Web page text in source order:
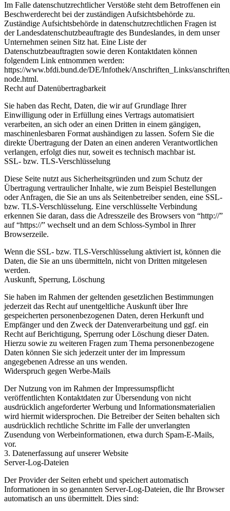
Im Falle datenschutzrechtlicher Verstöße steht dem Betroffenen ein
Beschwerderecht bei der zuständigen Aufsichtsbehörde zu.
Zuständige Aufsichtsbehörde in datenschutzrechtlichen Fragen ist
der Landesdatenschutzbeauftragte des Bundeslandes, in dem unser
Unternehmen seinen Sitz hat. Eine Liste der
Datenschutzbeauftragten sowie deren Kontaktdaten können
folgendem Link entnommen werden:
https://www.bfdi.bund.de/DE/Infothek/Anschriften_Links/
node.html.
Recht auf Datenübertragbarkeit
Sie haben das Recht, Daten, die wir auf Grundlage Ihrer
Einwilligung oder in Erfüllung eines Vertrags automatisiert
verarbeiten, an sich oder an einen Dritten in einem gängigen,
maschinenlesbaren Format aushändigen zu lassen. Sofern Sie die
direkte Übertragung der Daten an einen anderen Verantwortlichen
verlangen, erfolgt dies nur, soweit es technisch machbar ist.
SSL- bzw. TLS-Verschlüsselung
Diese Seite nutzt aus Sicherheitsgründen und zum Schutz der
Übertragung vertraulicher Inhalte, wie zum Beispiel Bestellungen
oder Anfragen, die Sie an uns als Seitenbetreiber senden, eine SSL-
bzw. TLS-Verschlüsselung. Eine verschlüsselte Verbindung
erkennen Sie daran, dass die Adresszeile des Browsers von “http://”
auf “https://” wechselt und an dem Schloss-Symbol in Ihrer
Browserzeile.
Wenn die SSL- bzw. TLS-Verschlüsselung aktiviert ist, können die
Daten, die Sie an uns übermitteln, nicht von Dritten mitgelesen
werden.
Auskunft, Sperrung, Löschung
Sie haben im Rahmen der geltenden gesetzlichen Bestimmungen
jederzeit das Recht auf unentgeltliche Auskunft über Ihre
gespeicherten personenbezogenen Daten, deren Herkunft und
Empfänger und den Zweck der Datenverarbeitung und ggf. ein
Recht auf Berichtigung, Sperrung oder Löschung dieser Daten.
Hierzu sowie zu weiteren Fragen zum Thema personenbezogene
Daten können Sie sich jederzeit unter der im Impressum
angegebenen Adresse an uns wenden.
Widerspruch gegen Werbe-Mails
Der Nutzung von im Rahmen der Impressumspflicht
veröffentlichten Kontaktdaten zur Übersendung von nicht
ausdrücklich angeforderter Werbung und Informationsmaterialien
wird hiermit widersprochen. Die Betreiber der Seiten behalten sich
ausdrücklich rechtliche Schritte im Falle der unverlangten
Zusendung von Werbeinformationen, etwa durch Spam-E-Mails,
vor.
3. Datenerfassung auf unserer Website
Server-Log-Dateien
Der Provider der Seiten erhebt und speichert automatisch
Informationen in so genannten Server-Log-Dateien, die Ihr Browser
automatisch an uns übermittelt. Dies sind: